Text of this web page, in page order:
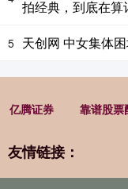
拍经典，到底在
5 天创网 中女集体
亿腾证券 靠谱股
友情链接：